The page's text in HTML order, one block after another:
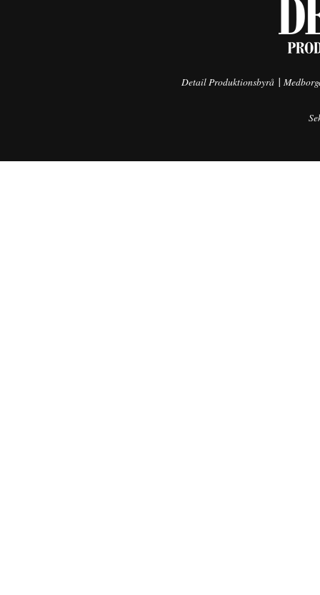
Detail Produktionsbyrå |